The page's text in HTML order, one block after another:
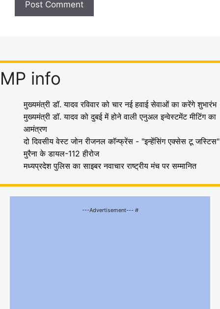
MP info
मुख्यमंत्री डॉ. यादव रविवार को चार नई हवाई सेवाओं का करेंगे शुभारंभ
मुख्यमंत्री डॉ. यादव को दुबई में होने वाली एनुअल इन्वेस्टमेंट मीटिंग का
आमंत्रण
दो दिवसीय वेस्ट जोन रीजनल कॉन्फ्रेंस - "इन्हेंसिंग एक्सेस टू जस्टिस"
मुरैना के डायल-112 हीरोज
मध्यप्रदेश पुलिस का साइबर नवाचार राष्ट्रीय मंच पर सम्मानित
---Advertisement--- #